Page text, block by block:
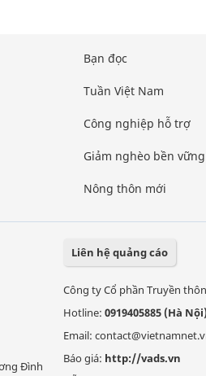
Bạn đọc
Tuần Việt Nam
Công nghiệp hỗ trợ
Giảm nghèo bền vững
Nông thôn mới
Đình
Liên hệ quảng cáo
Công ty Cổ phần Truyền
Hotline: 0919405885 (Hà
Email:
Báo giá: http://vads.vn